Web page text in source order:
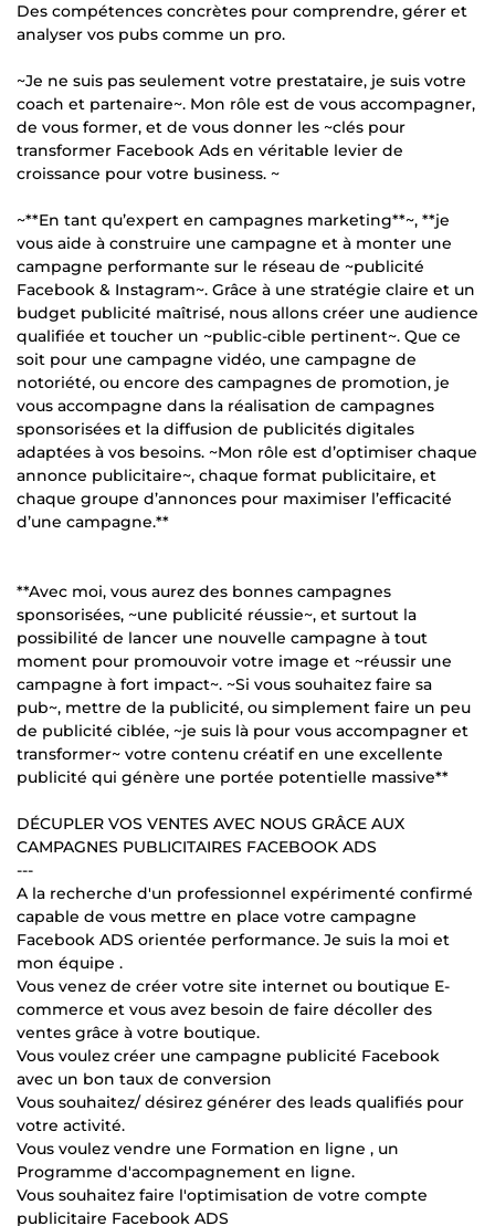
Des compétences concrètes pour comprendre, gérer et
analyser vos pubs comme un pro.
~Je ne suis pas seulement votre prestataire, je suis votre
coach et partenaire~. Mon rôle est de vous accompagner,
de vous former, et de vous donner les ~clés pour
transformer Facebook Ads en véritable levier de
croissance pour votre business. ~
~**En tant qu’expert en campagnes marketing**~, **je
vous aide à construire une campagne et à monter une
campagne performante sur le réseau de ~publicité
Facebook & Instagram~. Grâce à une stratégie claire et un
budget publicité maîtrisé, nous allons créer une audience
qualifiée et toucher un ~public-cible pertinent~. Que ce
soit pour une campagne vidéo, une campagne de
notoriété, ou encore des campagnes de promotion, je
vous accompagne dans la réalisation de campagnes
sponsorisées et la diffusion de publicités digitales
adaptées à vos besoins. ~Mon rôle est d’optimiser chaque
annonce publicitaire~, chaque format publicitaire, et
chaque groupe d’annonces pour maximiser l’efficacité
d’une campagne.**
**Avec moi, vous aurez des bonnes campagnes
sponsorisées, ~une publicité réussie~, et surtout la
possibilité de lancer une nouvelle campagne à tout
moment pour promouvoir votre image et ~réussir une
campagne à fort impact~. ~Si vous souhaitez faire sa
pub~, mettre de la publicité, ou simplement faire un peu
de publicité ciblée, ~je suis là pour vous accompagner et
transformer~ votre contenu créatif en une excellente
publicité qui génère une portée potentielle massive**
DÉCUPLER VOS VENTES AVEC NOUS GRÂCE AUX
CAMPAGNES PUBLICITAIRES FACEBOOK ADS
---
A la recherche d'un professionnel expérimenté confirmé
capable de vous mettre en place votre campagne
Facebook ADS orientée performance. Je suis la moi et
mon équipe .
Vous venez de créer votre site internet ou boutique E-
commerce et vous avez besoin de faire décoller des
ventes grâce à votre boutique.
Vous voulez créer une campagne publicité Facebook
avec un bon taux de conversion
Vous souhaitez/ désirez générer des leads qualifiés pour
votre activité.
Vous voulez vendre une Formation en ligne , un
Programme d'accompagnement en ligne.
Vous souhaitez faire l'optimisation de votre compte
publicitaire Facebook ADS